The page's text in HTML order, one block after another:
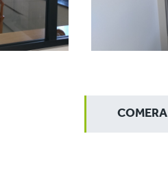
COMERA